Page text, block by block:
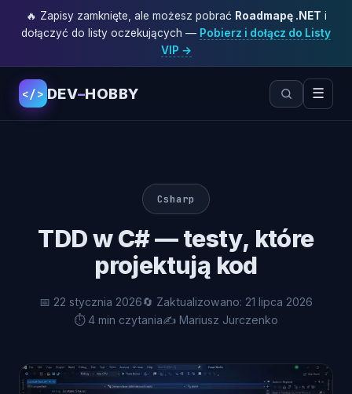
🔥 Zapisy zamknięte, ale możesz pobrać Roadmapę .NET i
dołączyć do listy oczekujących — Pobierz i dołącz do Listy
VIP →
</> DEV–HOBBY ☰
Csharp
TDD w C# — testy, które
projektują kod
📅 22 stycznia 2026🔄 Zaktualizowano: 21 lipca 2026
⏱ 4 min czytania✍️ Mariusz Jurczenko